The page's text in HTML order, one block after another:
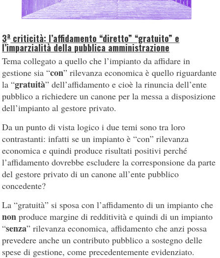
3acriticità: l’affidamento “diretto” “gratuito” e
l’imparzialità della pubblica amministrazione
Tema collegato a quello che l’impianto da affidare in
gestione sia “con” rilevanza economica è quello riguardante
la “gratuità” dell’affidamento e cioè la rinuncia dell’ente
pubblico a richiedere un canone per la messa a disposizione
dell’impianto al gestore privato.
Da un punto di vista logico i due temi sono tra loro
contrastanti: infatti se un impianto è “con” rilevanza
economica e quindi produce risultati positivi perché
l’affidamento dovrebbe escludere la corresponsione da parte
del gestore privato di un canone all’ente pubblico
concedente?
La “gratuità” si sposa con l’affidamento di un impianto che
non produce margine di redditività e quindi di un impianto
“senza” rilevanza economica, affidamento che anzi possa
prevedere anche un contributo pubblico a sostegno delle
spese di gestione, come precedentemente evidenziato.